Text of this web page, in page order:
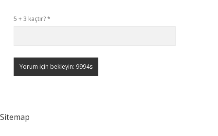
5 + 3 kaçtır?*
Sitemap